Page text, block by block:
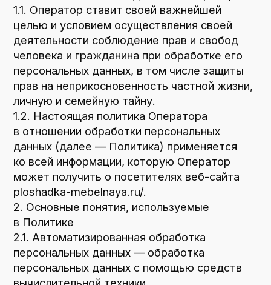
данных (далее — Политика) применяется
ко всей информации, которую Оператор
может получить о посетителях веб-сайта
ploshadka-mebelnaya.ru/.
2. Основные понятия, используемые
в Политике
2.1. Автоматизированная обработка
персональных данных с помощью средств
вычислительной техники.
2.2. Блокирование персональных данных —
временное прекращение обработки
персональных данных (за исключением
случаев, если обработка необходима для
уточнения персональных данных).
2.3. Веб-сайт — совокупность графических
и информационных материалов, а также
программ для ЭВМ и баз данных,
обеспечивающих их доступность в сети
интернет по сетевому адресуploshadka-
mebelnaya.ru/.
2.4. Информационная система персональных
данных — совокупность содержащихся
в базах данных персональных данных
и обеспечивающих их обработку
информационных технологий и технических